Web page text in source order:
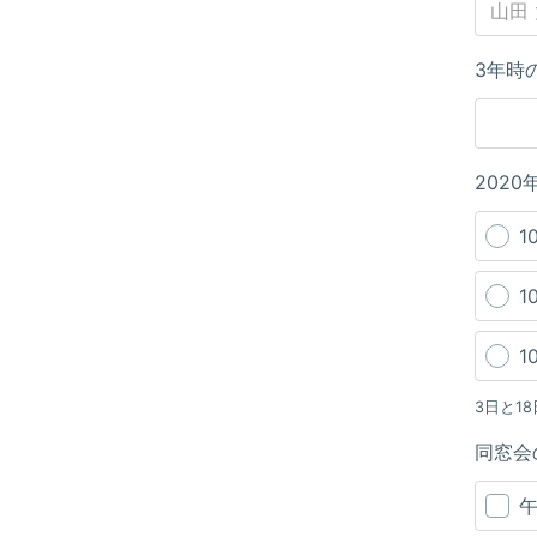
3年時
2020
3日と18
同窓